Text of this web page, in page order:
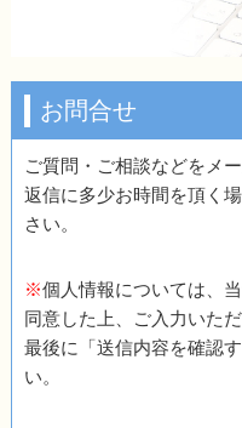
お問合せ
ご質問・ご相談などをメ
返信に多少お時間を頂く
さい。
※個人情報については、
同意した上、ご入力いただ
最後に「送信内容を確認
い。